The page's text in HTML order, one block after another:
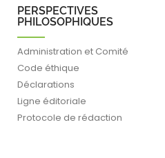
PERSPECTIVES
PHILOSOPHIQUES
Administration et Comité
Code éthique
Déclarations
Ligne éditoriale
Protocole de rédaction